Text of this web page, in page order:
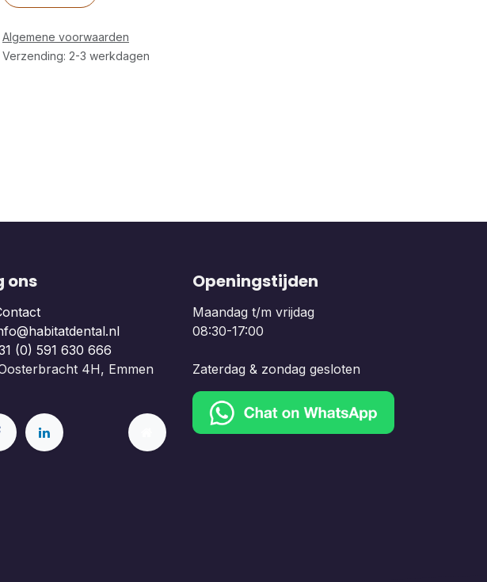
Algemene voorwaarden
Verzending: 2-3 werkdagen
ons
(0) 591 630 666
4H, Emmen
Openingstijden
Maandag t/m vrijdag
08:30-17:00
Zaterdag & zondag gesloten